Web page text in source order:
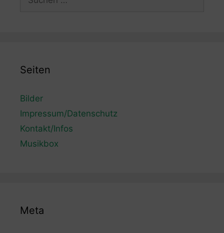
nach:
Seiten
Bilder
Impressum/Datenschutz
Kontakt/Infos
Musikbox
Meta